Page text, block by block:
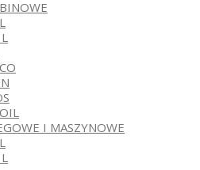
I MASZYNOWE